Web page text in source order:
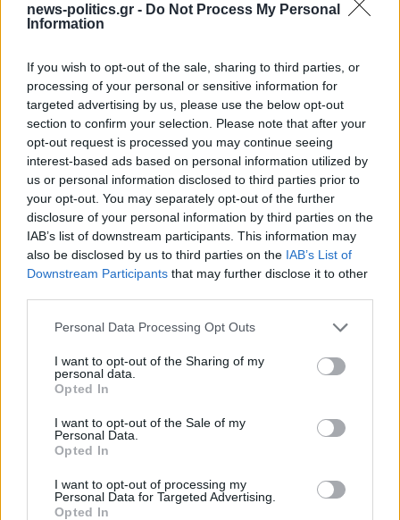
news-politics.gr - Do Not Process My Personal
Information
If you wish to opt-out of the sale, sharing to third parties, or
processing of your personal or sensitive information for
targeted advertising by us, please use the below opt-out
section to confirm your selection. Please note that after your
opt-out request is processed you may continue seeing
interest-based ads based on personal information utilized by
us or personal information disclosed to third parties prior to
your opt-out. You may separately opt-out of the further
disclosure of your personal information by third parties on the
IAB’s list of downstream participants. This information may
also be disclosed by us to third parties on the IAB’s List of
Downstream Participants that may further disclose it to other
Personal Data Processing Opt Outs
I want to opt-out of the Sharing of my
personal data.
Opted In
I want to opt-out of the Sale of my
Personal Data.
Opted In
I want to opt-out of processing my
Personal Data for Targeted Advertising.
Opted In
Στενά του Ορμούζ: Ιράν και Ομάν συμφώνησαν στη
διαδρομή των πλοίων, εκκρεμούν κρίσιμες
λεπτομέρειες
Το Επαρχείο τιμά τον Καλύμνιο Σκεύο Ζερβό: Έκθεση
για τα 60 χρόνια από την εκδημία του επιστήμονα,
πολιτικού και εθνικού αγωνιστή (φωτος κ videos)